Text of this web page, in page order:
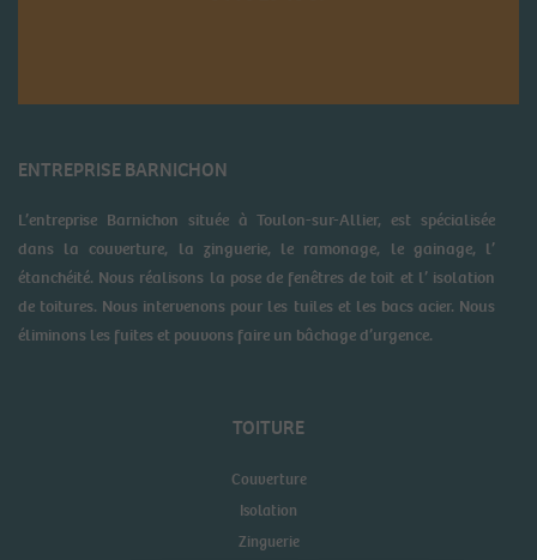
ENTREPRISE BARNICHON
L’entreprise Barnichon située à Toulon-sur-Allier, est spécialisée
dans la couverture, la zinguerie, le ramonage, le gainage, l’
étanchéité. Nous réalisons la pose de fenêtres de toit et l’ isolation
de toitures. Nous intervenons pour les tuiles et les bacs acier. Nous
éliminons les fuites et pouvons faire un bâchage d’urgence.
TOITURE
Couverture
Isolation
Zinguerie